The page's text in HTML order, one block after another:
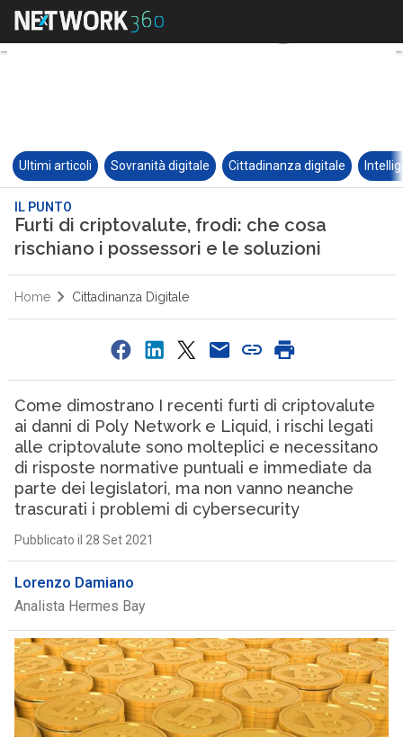
Ultimi articoli Sovranità digitale Cittadinanza digitale
IL PUNTO
Furti di criptovalute, frodi: che cosa
rischiano i possessori e le soluzioni
Home Cittadinanza Digitale
Come dimostrano I recenti furti di criptovalute
ai danni di Poly Network e Liquid, i rischi legati
alle criptovalute sono molteplici e necessitano
di risposte normative puntuali e immediate da
parte dei legislatori, ma non vanno neanche
trascurati i problemi di cybersecurity
Pubblicato il 28 Set 2021
Lorenzo Damiano
Analista Hermes Bay